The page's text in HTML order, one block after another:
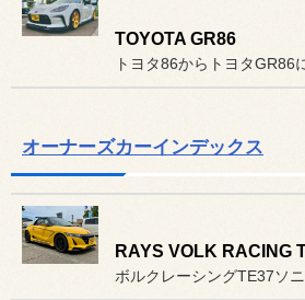
TOYOTA GR86
オーナーズカーインデックス